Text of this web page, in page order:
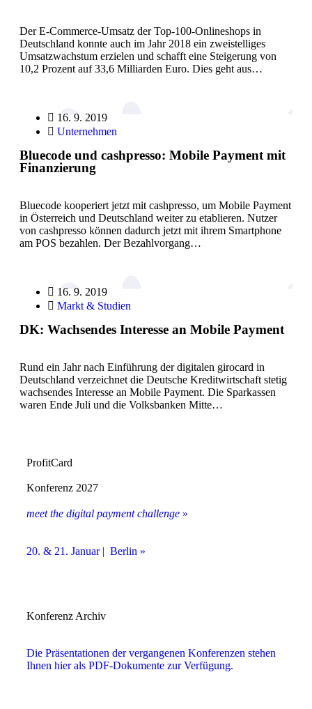
Der E-Commerce-Umsatz der Top-100-Onlineshops in
Deutschland konnte auch im Jahr 2018 ein zweistelliges
Umsatzwachstum erzielen und schafft eine Steigerung von
10,2 Prozent auf 33,6 Milliarden Euro. Dies geht aus…
16. 9. 2019
Unternehmen
Bluecode und cashpresso: Mobile Payment mit
Finanzierung
Bluecode kooperiert jetzt mit cashpresso, um Mobile Payment
in Österreich und Deutschland weiter zu etablieren. Nutzer
von cashpresso können dadurch jetzt mit ihrem Smartphone
am POS bezahlen. Der Bezahlvorgang…
16. 9. 2019
Markt & Studien
DK: Wachsendes Interesse an Mobile Payment
Rund ein Jahr nach Einführung der digitalen girocard in
Deutschland verzeichnet die Deutsche Kreditwirtschaft stetig
wachsendes Interesse an Mobile Payment. Die Sparkassen
waren Ende Juli und die Volksbanken Mitte…
ProfitCard
Konferenz 2027
meet the digital payment challenge »
20. & 21. Januar | Berlin »
Konferenz Archiv
Die Präsentationen der vergangenen Konferenzen stehen
Ihnen hier als PDF-Dokumente zur Verfügung.